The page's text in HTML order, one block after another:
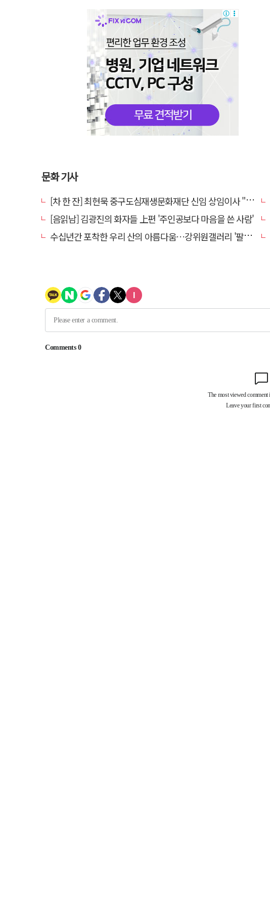
문화 기사
[차 한 잔] 최현묵 중구도심재생문화재단 신임 상임이사 "서문시장·경상감영 등 지역 자원 활용…문화의 일상화"
[음읽남] 김광진의 화자들 上편 '주인공보다 마음을 쓴 사람'
수십년간 포착한 우리 산의 아름다움…강위원갤러리 '팔공·지리展' 개최